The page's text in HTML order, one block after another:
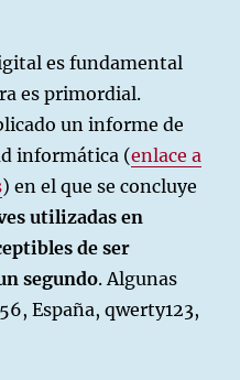
es fundamental
es primordial.
un informe de
informática (enlace a
) en el que se concluye
utilizadas en
de ser
segundo. Algunas
España, qwerty123,